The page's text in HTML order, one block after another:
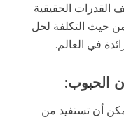
القدرات الحقيقية
من حيث التكلفة لحل
في العالم.
أن تستفيد من